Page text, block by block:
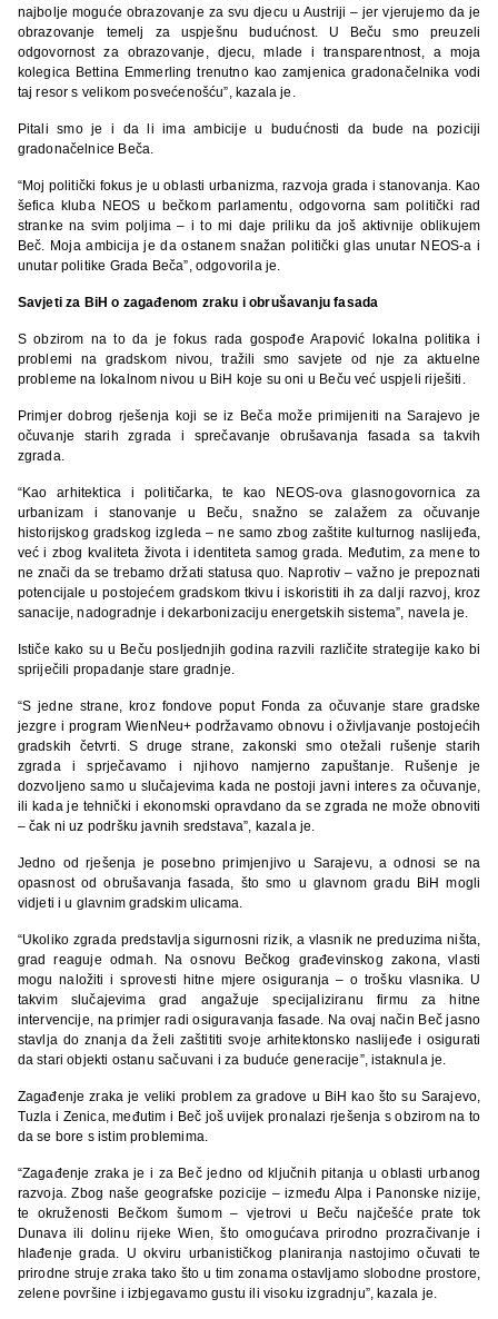
najbolje moguće obrazovanje za svu djecu u Austriji – jer vjerujemo da je
obrazovanje temelj za uspješnu budućnost. U Beču smo preuzeli
odgovornost za obrazovanje, djecu, mlade i transparentnost, a moja
kolegica Bettina Emmerling trenutno kao zamjenica gradonačelnika vodi
taj resor s velikom posvećenošću”, kazala je.
Pitali smo je i da li ima ambicije u budućnosti da bude na poziciji
gradonačelnice Beča.
“Moj politički fokus je u oblasti urbanizma, razvoja grada i stanovanja. Kao
šefica kluba NEOS u bečkom parlamentu, odgovorna sam politički rad
stranke na svim poljima – i to mi daje priliku da još aktivnije oblikujem
Beč. Moja ambicija je da ostanem snažan politički glas unutar NEOS-a i
unutar politike Grada Beča”, odgovorila je.
Savjeti za BiH o zagađenom zraku i obrušavanju fasada
S obzirom na to da je fokus rada gospođe Arapović lokalna politika i
problemi na gradskom nivou, tražili smo savjete od nje za aktuelne
probleme na lokalnom nivou u BiH koje su oni u Beču već uspjeli riješiti.
Primjer dobrog rješenja koji se iz Beča može primijeniti na Sarajevo je
očuvanje starih zgrada i sprečavanje obrušavanja fasada sa takvih
zgrada.
“Kao arhitektica i političarka, te kao NEOS-ova glasnogovornica za
urbanizam i stanovanje u Beču, snažno se zalažem za očuvanje
historijskog gradskog izgleda – ne samo zbog zaštite kulturnog naslijeđa,
već i zbog kvaliteta života i identiteta samog grada. Međutim, za mene to
ne znači da se trebamo držati statusa quo. Naprotiv – važno je prepoznati
potencijale u postojećem gradskom tkivu i iskoristiti ih za dalji razvoj, kroz
sanacije, nadogradnje i dekarbonizaciju energetskih sistema”, navela je.
Ističe kako su u Beču posljednjih godina razvili različite strategije kako bi
spriječili propadanje stare gradnje.
“S jedne strane, kroz fondove poput Fonda za očuvanje stare gradske
jezgre i program WienNeu+ podržavamo obnovu i oživljavanje postojećih
gradskih četvrti. S druge strane, zakonski smo otežali rušenje starih
zgrada i sprječavamo i njihovo namjerno zapuštanje. Rušenje je
dozvoljeno samo u slučajevima kada ne postoji javni interes za očuvanje,
ili kada je tehnički i ekonomski opravdano da se zgrada ne može obnoviti
– čak ni uz podršku javnih sredstava”, kazala je.
Jedno od rješenja je posebno primjenjivo u Sarajevu, a odnosi se na
opasnost od obrušavanja fasada, što smo u glavnom gradu BiH mogli
vidjeti i u glavnim gradskim ulicama.
“Ukoliko zgrada predstavlja sigurnosni rizik, a vlasnik ne preduzima ništa,
grad reaguje odmah. Na osnovu Bečkog građevinskog zakona, vlasti
mogu naložiti i sprovesti hitne mjere osiguranja – o trošku vlasnika. U
takvim slučajevima grad angažuje specijaliziranu firmu za hitne
intervencije, na primjer radi osiguravanja fasade. Na ovaj način Beč jasno
stavlja do znanja da želi zaštititi svoje arhitektonsko naslijeđe i osigurati
da stari objekti ostanu sačuvani i za buduće generacije”, istaknula je.
Zagađenje zraka je veliki problem za gradove u BiH kao što su Sarajevo,
Tuzla i Zenica, međutim i Beč još uvijek pronalazi rješenja s obzirom na to
da se bore s istim problemima.
“Zagađenje zraka je i za Beč jedno od ključnih pitanja u oblasti urbanog
razvoja. Zbog naše geografske pozicije – između Alpa i Panonske nizije,
te okruženosti Bečkom šumom – vjetrovi u Beču najčešće prate tok
Dunava ili dolinu rijeke Wien, što omogućava prirodno prozračivanje i
hlađenje grada. U okviru urbanističkog planiranja nastojimo očuvati te
prirodne struje zraka tako što u tim zonama ostavljamo slobodne prostore,
zelene površine i izbjegavamo gustu ili visoku izgradnju”, kazala je.